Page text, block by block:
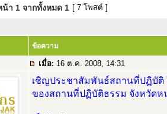
น้า 1 จากทั้งหมด 1 [ 7 โพสต์ ]
ข้อความ
เมื่อ: 16 ต.ค. 2008, 14:31
เชิญประชาสัมพันธ์สถานที่ปฏิบัติ
ของสถานที่ปฏิบัติธรรม จังหวัดห